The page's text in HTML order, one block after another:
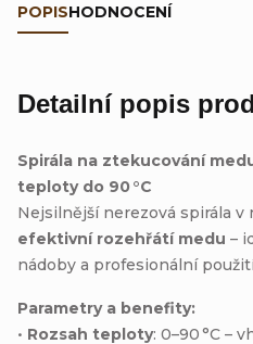
POPISHODNOCENÍ
Detailní popis
Spirála na ztekucování
teploty do 90 °C
Nejsilnější nerezová spirála v
efektivní rozehřátí medu –
nádoby a profesionální
Parametry a benefity:
• Rozsah teploty: 0–90 °C –